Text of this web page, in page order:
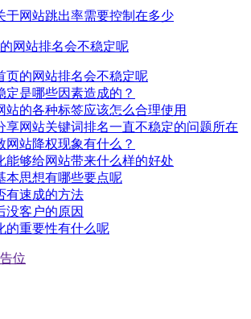
于网站跳出率需要控制在多少
网站排名会不稳定呢
页的网站排名会不稳定呢
定是哪些因素造成的？
站的各种标签应该怎么合理使用
享网站关键词排名一直不稳定的问题所在
网站降权现象有什么？
能够给网站带来什么样的好处
本思想有哪些要点呢
有速成的方法
没客户的原因
的重要性有什么呢